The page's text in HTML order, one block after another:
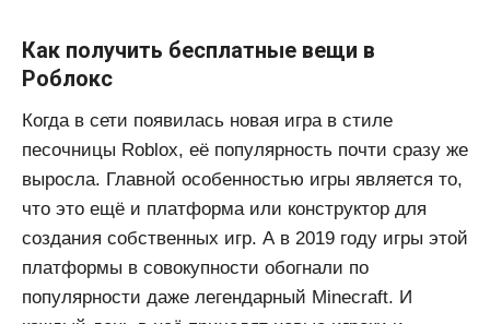
Как получить бесплатные вещи в
Роблокс
Когда в сети появилась новая игра в стиле
песочницы Roblox, её популярность почти сразу же
выросла. Главной особенностью игры является то,
что это ещё и платформа или конструктор для
создания собственных игр. А в 2019 году игры этой
платформы в совокупности обогнали по
популярности даже легендарный Minecraft. И